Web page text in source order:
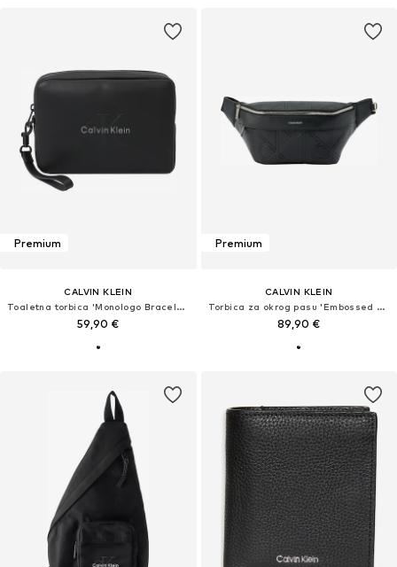
Premium
CALVIN KLEIN
Toaletna torbica 'Monologo Bracelet Strap'
59,90 €
Premium
CALVIN KLEIN
Torbica za okrog pasu 'Embossed Emblem Logo'
89,90 €